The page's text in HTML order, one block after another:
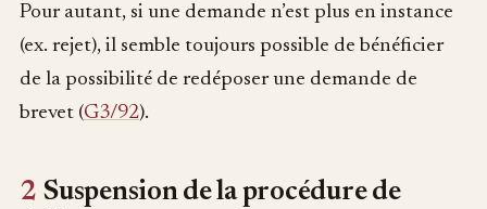
Pour autant, si une demande n’est plus en instance
(ex. rejet), il semble toujours possible de bénéficier
de la possibilité de redéposer une demande de
brevet (G3/92).
2 Suspension de la procédure de